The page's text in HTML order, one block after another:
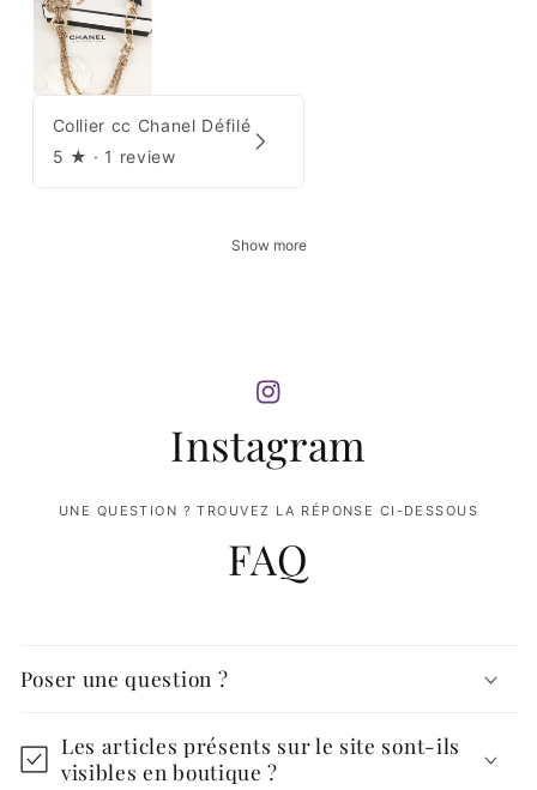
Collier cc Chanel Défilé
5 ★ · 1 review
Show more
Instagram
UNE QUESTION ? TROUVEZ LA RÉPONSE CI-DESSOUS
FAQ
Poser une question ?
Les articles présents sur le site sont-ils
visibles en boutique ?